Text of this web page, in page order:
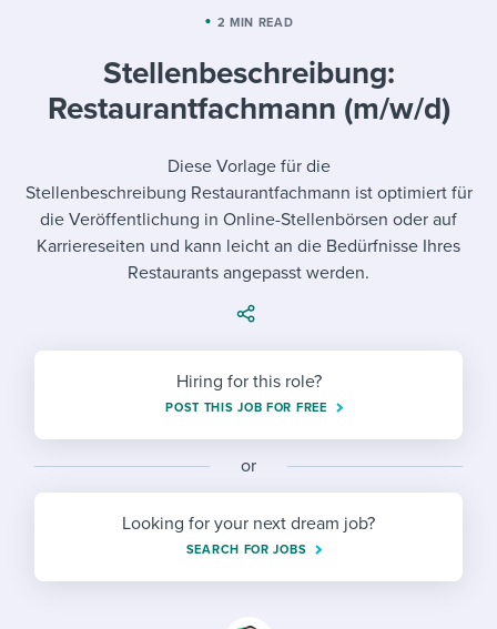
Topics
Mobilizing AI in my work
Evaluating candidates
Working together with others
Maintaining hiring pipelines
Developing & retaining people
Ensuring compliance
Finding and attracting people
Establishing an employer brand
Templates & Guides
Job description templates
Interview question templates
Policy templates
Step-by-step tutorials
Free ebooks & reports
HR terms
I’m a jobseeker
I WANT TO LEARN ABOUT...
Applying for a job
Interview process
Career development
Modern working life
Attend webinars & events
Workable customer stories
Explore Workable
Request a demo
Start a free trial
2 MIN READ
Stellenbeschreibung:
Restaurantfachmann (m/w/d)
Diese Vorlage für die
Stellenbeschreibung Restaurantfachmann ist optimiert für
die Veröffentlichung in Online-Stellenbörsen oder auf
Karriereseiten und kann leicht an die Bedürfnisse Ihres
Restaurants angepasst werden.
Hiring for this role?
POST THIS JOB FOR FREE
or
Looking for your next dream job?
SEARCH FOR JOBS